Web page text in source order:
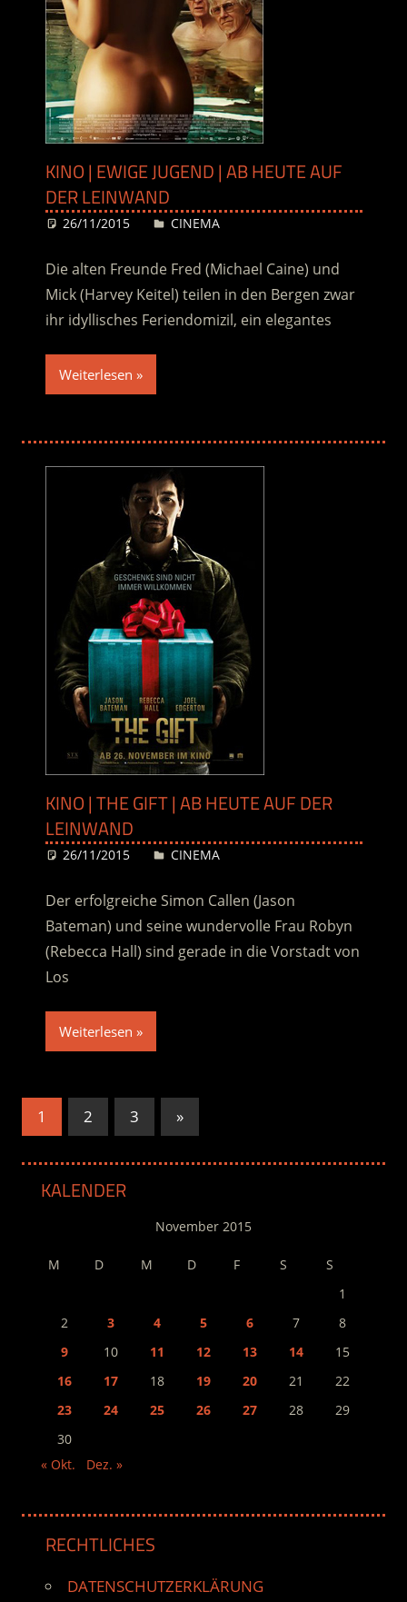
KINO | EWIGE JUGEND | AB HEUTE AUF
DER LEINWAND
26/11/2015 Desiree
CINEMA
Die alten Freunde Fred (Michael Caine) und
Mick (Harvey Keitel) teilen in den Bergen zwar
ihr idyllisches Feriendomizil, ein elegantes
Weiterlesen
KINO | THE GIFT | AB HEUTE AUF DER
LEINWAND
26/11/2015 Desiree
CINEMA
Der erfolgreiche Simon Callen (Jason
Bateman) und seine wundervolle Frau Robyn
(Rebecca Hall) sind gerade in die Vorstadt von
Los
Weiterlesen
Seitennummerierung
Beiträge
1 2 3
Nächste
Beiträge
»
KALENDER
November 2015
M D M D F S
S
1
2
3 4 5 6 7
8
9
10 11 12 13 14
15
16
17 18 19 20 21
22
23
24 25 26 27 28
29
30
« Okt.
Dez. »
RECHTLICHES
DATENSCHUTZERKLÄRUNG